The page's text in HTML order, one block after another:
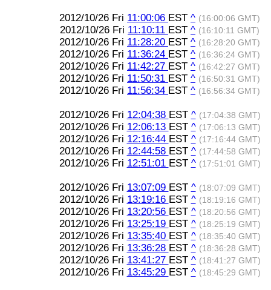
2012/10/26 Fri 11:00:06 EST ^ (16:00:06 GMT)
2012/10/26 Fri 11:10:11 EST ^ (16:10:11 GMT)
2012/10/26 Fri 11:28:20 EST ^ (16:28:20 GMT)
2012/10/26 Fri 11:36:24 EST ^ (16:36:24 GMT)
2012/10/26 Fri 11:42:27 EST ^ (16:42:27 GMT)
2012/10/26 Fri 11:50:31 EST ^ (16:50:31 GMT)
2012/10/26 Fri 11:56:34 EST ^ (16:56:34 GMT)
2012/10/26 Fri 12:04:38 EST ^ (17:04:38 GMT)
2012/10/26 Fri 12:06:13 EST ^ (17:06:13 GMT)
2012/10/26 Fri 12:16:44 EST ^ (17:16:44 GMT)
2012/10/26 Fri 12:44:58 EST ^ (17:44:58 GMT)
2012/10/26 Fri 12:51:01 EST ^ (17:51:01 GMT)
2012/10/26 Fri 13:07:09 EST ^ (18:07:09 GMT)
2012/10/26 Fri 13:19:16 EST ^ (18:19:16 GMT)
2012/10/26 Fri 13:20:56 EST ^ (18:20:56 GMT)
2012/10/26 Fri 13:25:19 EST ^ (18:25:19 GMT)
2012/10/26 Fri 13:35:40 EST ^ (18:35:40 GMT)
2012/10/26 Fri 13:36:28 EST ^ (18:36:28 GMT)
2012/10/26 Fri 13:41:27 EST ^ (18:41:27 GMT)
2012/10/26 Fri 13:45:29 EST ^ (18:45:29 GMT)